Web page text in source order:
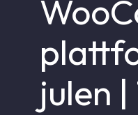
julen